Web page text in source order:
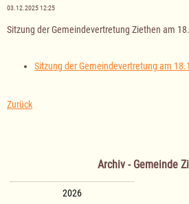
03.12.2025 12:25
Sitzung der Gemeindevertretung Ziethen am
Sitzung der Gemeindevertretung am
Zurück
Archiv - Gemeinde
2026